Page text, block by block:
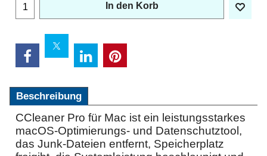
In den Korb
Beschreibung
CCleaner Pro für Mac ist ein leistungsstarkes
macOS-Optimierungs- und Datenschutztool,
das Junk-Dateien entfernt, Speicherplatz